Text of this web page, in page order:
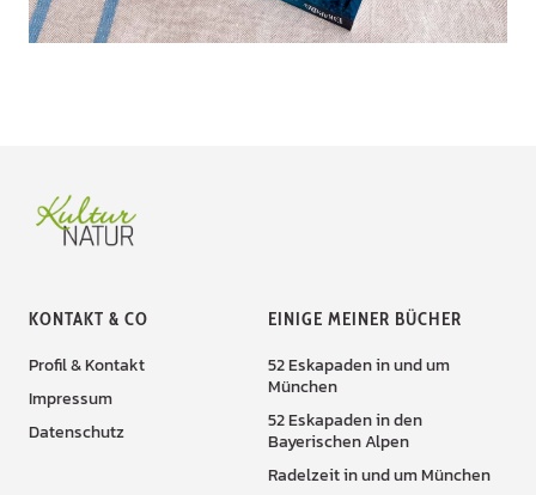
KONTAKT & CO
Profil & Kontakt
Impressum
Datenschutz
EINIGE MEINER BÜCHER
52 Eskapaden in und um
München
52 Eskapaden in den
Bayerischen Alpen
Radelzeit in und um München